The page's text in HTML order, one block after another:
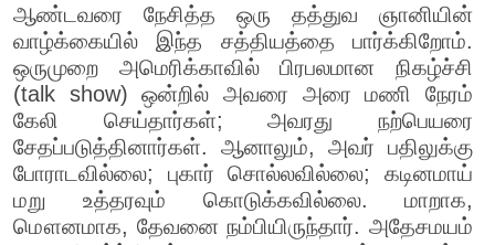
ஆண்டவரை நேசித்த ஒரு தத்துவ ஞானியின்
வாழ்க்கையில் இந்த சத்தியத்தை பார்க்கிறோம்.
ஒருமுறை அமெரிக்காவில் பிரபலமான நிகழ்ச்சி
(talk show) ஒன்றில் அவரை அரை மணி நேரம்
கேலி செய்தார்கள்; அவரது நற்பெயரை
சேதப்படுத்தினார்கள். ஆனாலும், அவர் பதிலுக்கு
போராடவில்லை; புகார் சொல்லவில்லை; கடினமாய்
மறு உத்தரவும் கொடுக்கவில்லை. மாறாக,
மௌனமாக, தேவனை நம்பியிருந்தார். அதேசமயம்